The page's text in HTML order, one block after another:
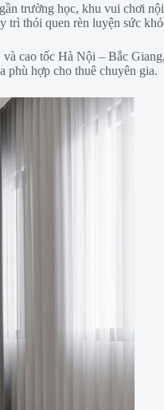
trường học, khu vui chơi
trì thói quen rèn luyện sức
cao tốc Hà Nội – Bắc
hợp cho thuê chuyên gia.